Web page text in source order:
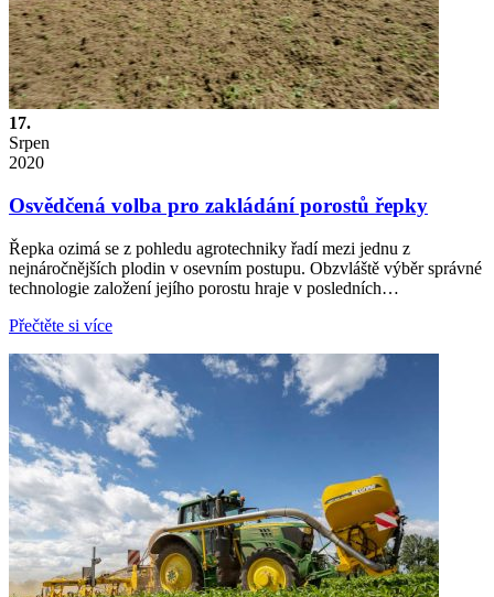
17.
Srpen
2020
Osvědčená volba pro zakládání porostů řepky
Řepka ozimá se z pohledu agrotechniky řadí mezi jednu z
nejnáročnějších plodin v osevním postupu. Obzvláště výběr správné
technologie založení jejího porostu hraje v posledních…
Přečtěte si více